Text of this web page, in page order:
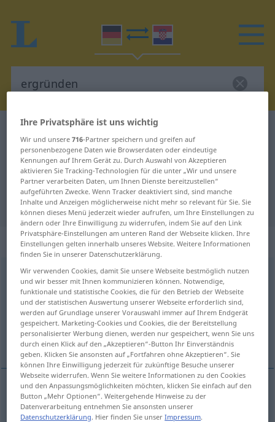
Deutsch-Kroatisch Wörterbuch
Deutsch-Kroatisch Übersetzung für
"ergründen"
"ergründen" Kroatisch Übersetzung
„ergründen“
ergründen
Übersicht aller Übersetzungen
(Für mehr Details die Übersetzung anklicken/antippen)
dokučiti
dokučiti ergründen
Ihre Privatsphäre ist uns wichtig
Wir und unsere716-Partner speichern und greifen auf
personenbezogene Daten wie Browserdaten oder eindeutige
Kennungen auf Ihrem Gerät zu. Durch Auswahl von Akzeptieren
aktivieren Sie Tracking-Technologien für die unter „Wir und unsere
Partner verarbeiten Daten, um Ihnen Dienste bereitzustellen“
aufgeführten Zwecke. Wenn Tracker deaktiviert sind, sind manche
Inhalte und Anzeigen möglicherweise nicht mehr so relevant für Sie. Sie
können dieses Menü jederzeit wieder aufrufen, um Ihre Einstellungen zu
ändern oder Ihre Einwilligung zu widerrufen, indem Sie auf den Link
Privatsphäre-Einstellungen am unteren Rand der Webseite klicken. Ihre
Einstellungen gelten innerhalb unseres Website. Weitere Informationen
finden Sie in unserer Datenschutzerklärung.
Wir verwenden Cookies, damit Sie unsere Webseite bestmöglich nutzen
und wir besser mit Ihnen kommunizieren können. Notwendige,
funktionale und statistische Cookies, die für den Betrieb der Webseite
und der statistischen Auswertung unserer Webseite erforderlich sind,
werden auf Grundlage unserer Vorauswahl immer auf Ihrem Endgerät
gespeichert. Marketing-Cookies und Cookies, die der Bereitstellung
personalisierter Werbung dienen, werden nur gespeichert, wenn Sie uns
durch einen Klick auf den „Akzeptieren“-Button Ihr Einverständnis
geben. Klicken Sie ansonsten auf „Fortfahren ohne Akzeptieren“. Sie
können Ihre Einwilligung jederzeit für zukünftige Besuche unserer
Webseite widerrufen. Wenn Sie weitere Informationen zu den Cookies
und den Anpassungsmöglichkeiten möchten, klicken Sie einfach auf den
Button „Mehr Optionen“. Weitergehende Hinweise zu der
Datenverarbeitung entnehmen Sie ansonsten unserer
Datenschutzerklärung. Hier finden Sie unserImpressum.